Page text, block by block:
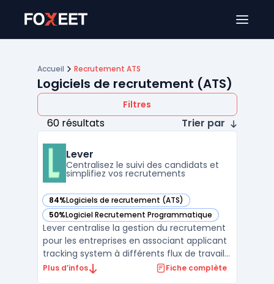
Accueil Recrutement ATS
Logiciels de recrutement (ATS)
Filtres
60 résultats Trier par
Lever
Centralisez le suivi des candidats et
simplifiez vos recrutements
84%Logiciels de recrutement (ATS)
— voir Lever dans cette catégorie
50%Logiciel Recrutement Programmatique
— voir Lever dans cette catégorie
Lever centralise la gestion du recrutement
pour les entreprises en associant applicant
tracking system à différents flux de travail
RH sur une plateforme. Les équipes
Plus d’infos Fiche complète